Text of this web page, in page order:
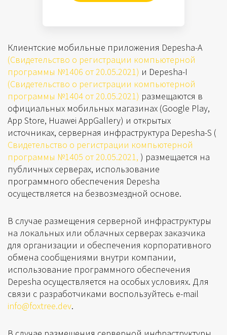
Клиентские мобильные приложения Depesha-A
(Свидетельство о регистрации компьютерной
программы №1406 от 20.05.2021) и Depesha-I
(Свидетельство о регистрации компьютерной
программы №1404 от 20.05.2021) размещаются в
официальных мобильных магазинах (Google Play,
App Store, Huawei AppGallery) и открытых
источниках, серверная инфраструктура Depesha-S (
Свидетельство о регистрации компьютерной
программы №1405 от 20.05.2021, ) размещается на
публичных серверах, использование
программного обеспечения Depesha
осуществляется на безвозмездной основе.
В случае размещения серверной инфраструктуры
на локальных или облачных серверах заказчика
для организации и обеспечения корпоративного
обмена сообщениями внутри компании,
использование программного обеспечения
Depesha осуществляется на особых условиях. Для
связи с разработчиками воспользуйтесь e-mail
info@foxtree.dev.